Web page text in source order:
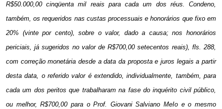
R$50.000,00 cinqüenta mil reais para cada um dos réus.
Condeno,
também, os requeridos nas custas processuais e honorários que fixo em
20% (vinte por cento), sobre o valor,
dado a causa; nos honorários
periciais, já sugeridos no valor de R$700,00 setecentos reais), fls. 288,
com correção monetária desde a data da proposta e juros legais a partir
desta data, o referido valor é extendido, individualmente, também, para
cada um dos peritos que trabalharam na fase do inquérito civil público,
ou melhor, R$700,00 para o Prof. Giovani Salviano MeIo e o mesmo